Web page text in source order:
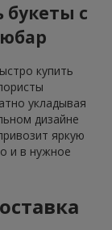
букеты с
купить
укладывая
дизайне
яркую
и в нужное